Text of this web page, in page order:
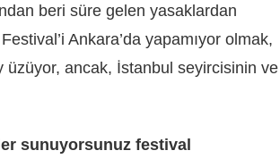
beri süre gelen yasaklardan
Ankara’da yapamıyor olmak,
üzüyor, ancak, İstanbul seyircisinin ve
sunuyorsunuz festival